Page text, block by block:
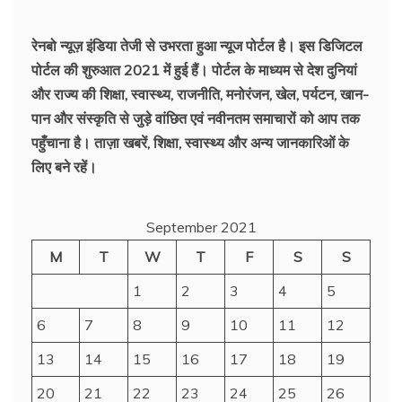
रेनबो न्यूज़ इंडिया तेजी से उभरता हुआ न्‍यूज पोर्टल है। इस डिजिटल
पोर्टल की शुरुआत 2021 में हुई हैं। पोर्टल के माध्यम से देश दुनियां
और राज्य की शिक्षा, स्वास्थ्य, राजनीति, मनोरंजन, खेल, पर्यटन, खान-
पान और संस्कृति से जुड़े वांछित एवं नवीनतम समाचारों को आप तक
पहुँचाना है। ताज़ा खबरें, शिक्षा, स्वास्थ्य और अन्य जानकारिओं के
लिए बने रहें।
September 2021
M
T W T F S
S
1
2 3 4
5
6
7 8 9 10 11
12
13
14 15 16 17 18
19
20
21 22 23 24 25 26